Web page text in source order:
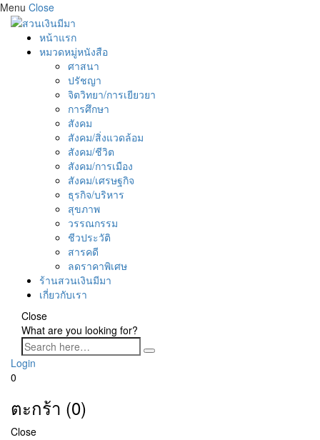
Menu Close
หน้าแรก
หมวดหมู่หนังสือ
ศาสนา
ปรัชญา
จิตวิทยา/การเยียวยา
การศึกษา
สังคม
สังคม/สิ่งแวดล้อม
สังคม/ชีวิต
สังคม/การเมือง
สังคม/เศรษฐกิจ
ธุรกิจ/บริหาร
สุขภาพ
วรรณกรรม
ชีวประวัติ
สารคดี
ลดราคาพิเศษ
ร้านสวนเงินมีมา
เกี่ยวกับเรา
Close
What are you looking for?
Login
0
ตะกร้า (0)
Close